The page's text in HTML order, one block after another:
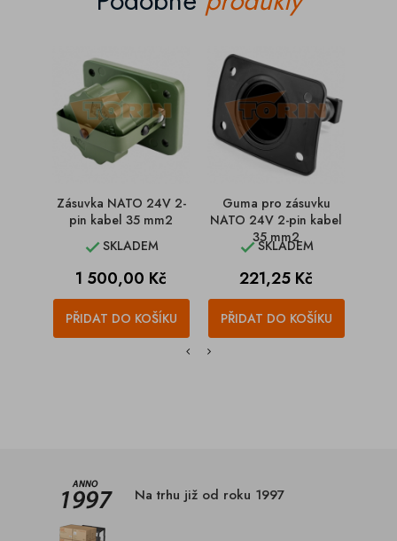
Zásuvka NATO 24V 2-
pin kabel 35 mm2
SKLADEM
Cena
1 500,00 Kč
PŘIDAT DO KOŠÍKU
Guma pro zásuvku
NATO 24V 2-pin kabel
35 mm2
SKLADEM
Cena
221,25 Kč
PŘIDAT DO KOŠÍKU
Na trhu již od roku 1997